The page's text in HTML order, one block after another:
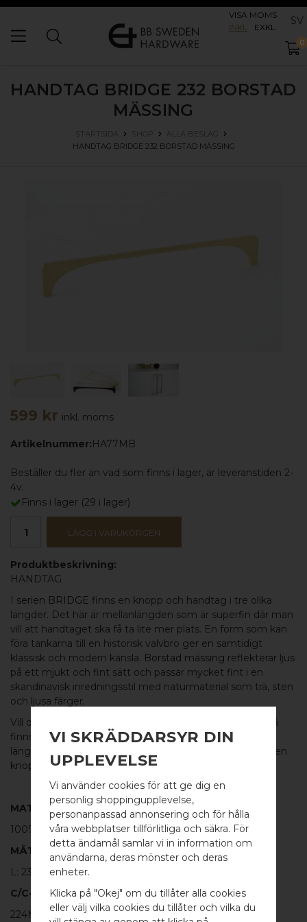
VISA MOMS
INKL
EXKL SV
WELCOME TO
BB SWEDEN HARDWARE
Välj land / Choose country
0
HANDTAG BRIDGE 232 BORSTAD
MÄSSING
STARTSIDA SHOP
ALLA BESLAG
HANDTAG BRIDGE 232 BORSTAD MÄSSING
599 kr inkl. moms
Artikelnummer:HA77MB
Beställer du fler än vad som finns i lager, är leveranstiden 2-
4v.
Finns i lager (29 i lager)
LÄGG I VARUKORGEN
Produktbeskrivning:
HANDTAG
I serien BRIDGE finns en knopp och handtag i tre olika
längder. Det här är mellanlängden som är superfin där man
vill att handtaget ska få ta lite mer plats. En form som kan
föra tankarna till en historisk valvbro ger en samtidigt
klassisk och modern känsla. Borstad mässing reflekterar ljus
på ett mjukt och fint sätt och passar mycket fint i en
skandinavisk inredningsstil med naturmaterial som trä, sten
och ljusa färger.
Vill du använda
genomgående till kök så
finns det ett lite kraftigare handtag i samma serie, det
längsta, perfekt till kyl och frys. Det finns också en fin liten
knopp
att matcha med.
MATERIAL
100%
BORSTAD MÄSSING
MÅTT
L: 232MM H: 33MM TJ: 6MM
C/C-MÅTT
224MM
VI SKRÄDDARSYR DIN
UPPLEVELSE
Vi använder cookies för att ge dig en
personlig shoppingupplevelse,
personanpassad annonsering och för hålla
våra webbplatser tillförlitliga och säkra. För
detta ändamål samlar vi in information om
användarna, deras mönster och deras
enheter.
Klicka på "Okej" om du tillåter alla cookies
eller välj vilka cookies du tillåter och vilka du